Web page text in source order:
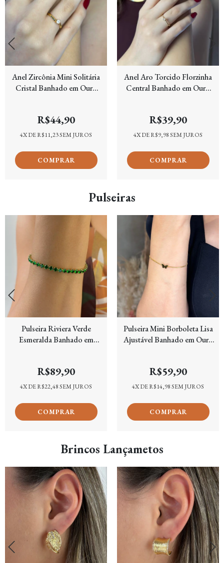
Anel Zircônia Mini Solitária
Cristal Banhado em Ouro
R$44,90
4X DER$11,23SEM JUROS
Anel Aro Torcido Florzinha
Central Banhado em Ouro
R$39,90
4X DER$9,98SEM JUROS
Pulseiras
Pulseira Riviera Verde
Esmeralda Banhado em
R$89,90
4X DER$22,48SEM JUROS
Pulseira Mini Borboleta Lisa
Ajustável Banhado em Ouro
R$59,90
4X DER$14,98SEM JUROS
Brincos Lançametos